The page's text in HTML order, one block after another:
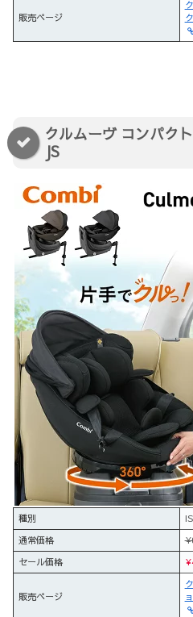
販売ページ
クルムーヴ コンパク
JS
種別
通常価格
セール価格
販売ページ